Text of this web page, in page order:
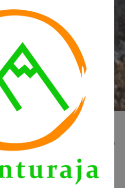
paling favorit untuk pendakian dan
ada saja pencinta alam yang
Gede setinggi 2.958 meter itu.
dengan jelas dari Cibodas